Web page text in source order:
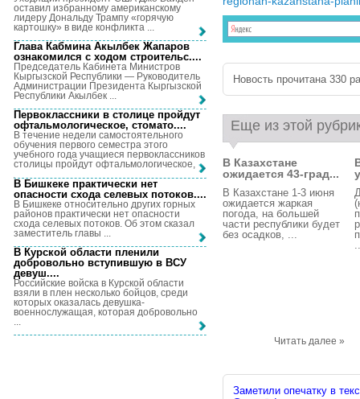
Новость прочитана 330
Еще из этой
В Казахстане
ожидается 43-град...
В Казахстане 1-3 июня
ожидается жаркая
погода, на большей
части республики будет
без осадков, ...
Читать далее »
Заметили опечатку в
оставил избранному американскому
лидеру Дональду Трампу «горячую
картошку» в виде конфликта ...
Глава Кабмина Акылбек Жапаров
ознакомился с ходом строительс....
Председатель Кабинета Министров
Кыргызской Республики — Руководитель
Администрации Президента Кыргызской
Республики Акылбек ...
Первоклассники в столице пройдут
офтальмологическое, стомато....
В течение недели самостоятельного
обучения первого семестра этого
учебного года учащиеся первоклассников
столицы пройдут офтальмологическое, ...
В Бишкеке практически нет
опасности схода селевых потоков....
В Бишкеке относительно других горных
районов практически нет опасности
схода селевых потоков. Об этом сказал
заместитель главы ...
В Курской области пленили
добровольно вступившую в ВСУ
девуш....
Российские войска в Курской области
взяли в плен несколько бойцов, среди
которых оказалась девушка-
военнослужащая, которая добровольно
...